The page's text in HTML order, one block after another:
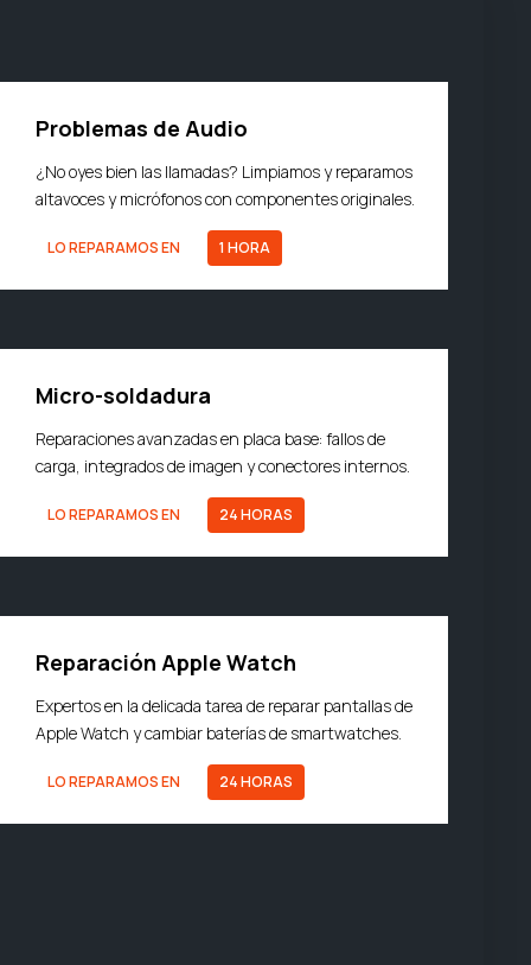
Problemas de Audio
¿No oyes bien las llamadas? Limpiamos y reparamos
altavoces y micrófonos con componentes originales.
LO REPARAMOS EN 1 HORA
Micro-soldadura
Reparaciones avanzadas en placa base: fallos de
carga, integrados de imagen y conectores internos.
LO REPARAMOS EN 24 HORAS
Reparación Apple Watch
Expertos en la delicada tarea de reparar pantallas de
Apple Watch y cambiar baterías de smartwatches.
LO REPARAMOS EN 24 HORAS